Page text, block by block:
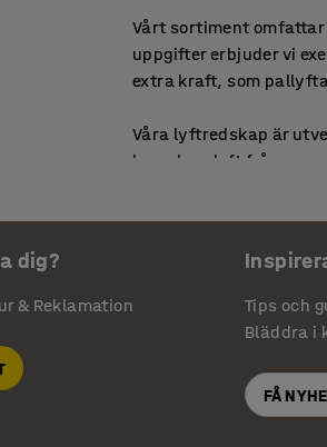
Vårt sortiment
uppgifter erbjuder vi
extra kraft, som
Våra lyftredskap är
komplexa lyft från
lyftkapacitet gör att du
Lyftutrustning
När
som möjliggör att
du förvandla din
utrustning och
dig?
& Reklamation
Tips och
Bläddra i
FÅ